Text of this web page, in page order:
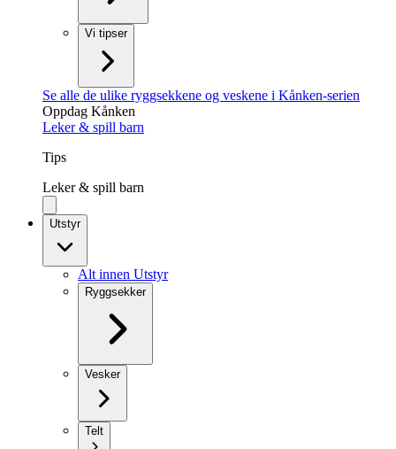
Vi tipser
Se alle de ulike ryggsekkene og veskene i Kånken-serien
Oppdag Kånken
Leker & spill barn
Tips
Leker & spill barn
Utstyr
Alt innen Utstyr
Ryggsekker
Vesker
Telt